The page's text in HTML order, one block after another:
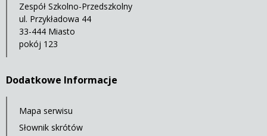
Zespół Szkolno-Przedszkolny
ul. Przykładowa 44
33-444 Miasto
pokój 123
Dodatkowe Informacje
Mapa serwisu
Słownik skrótów